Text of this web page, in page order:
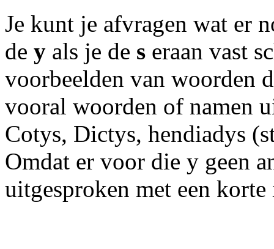
Je kunt je afvragen wat er
de y als je de s eraan vast
voorbeelden van woorden
vooral woorden of namen
Cotys, Dictys, hendiadys
Omdat er voor die y geen
uitgesproken met een